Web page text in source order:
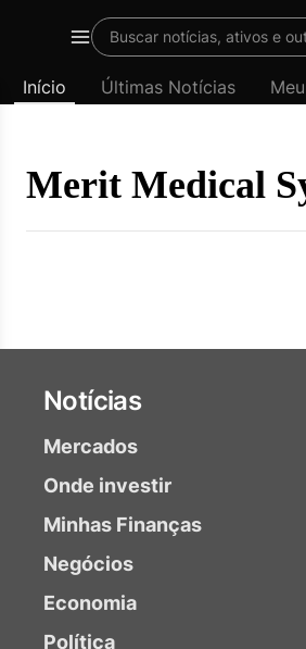
Últimas
InfoMoney
Menu
Buscar notícias, ativos e
Início Últimas Notícias
Merit Medical
Notícias
Mercados
Onde investir
Minhas Finanças
Negócios
Economia
Política